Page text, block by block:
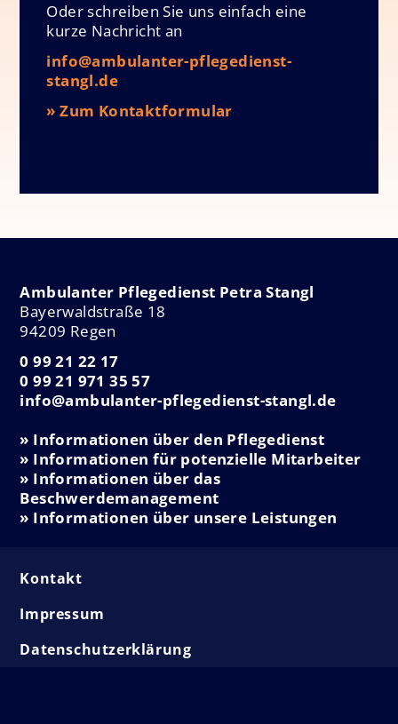
Oder schreiben Sie uns einfach eine
kurze Nachricht an
info@ambulanter-pflegedienst-
stangl.de
» Zum Kontaktformular
Ambulanter Pflegedienst Petra Stangl
Bayerwaldstraße 18
94209 Regen
0 99 21 22 17
0 99 21 971 35 57
info@ambulanter-pflegedienst-stangl.de
» Informationen über den Pflegedienst
» Informationen für potenzielle Mitarbeiter
» Informationen über das
Beschwerdemanagement
» Informationen über unsere Leistungen
Kontakt
Impressum
Datenschutzerklärung